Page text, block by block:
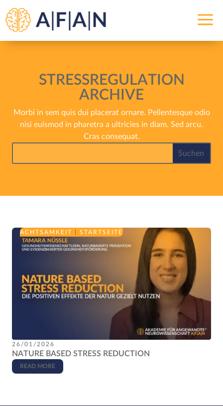
a
STRESSREGULATION
ARCHIVE
Morbi in sem quis dui placerat ornare. Pellentesque odio
nisi euismod in pharetra a ultricies in diam. Sed arcu.
Cras consequat.
26/01/2026
NATURE BASED STRESS REDUCTION
READ MORE
ACHTSAMKEIT STARTSEITE